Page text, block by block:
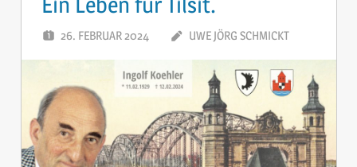
26. FEBRUAR 2024
UWE JÖRG SCHMICKT